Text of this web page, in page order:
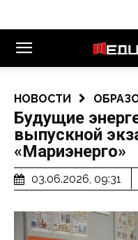
НОВОСТИ
Будущие
выпускной
«Мариэнерго»
03.06.2026, 09:31